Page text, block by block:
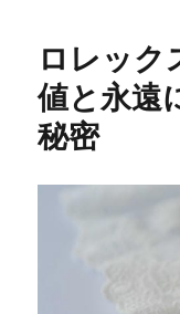
ロレック
値と永遠
秘密